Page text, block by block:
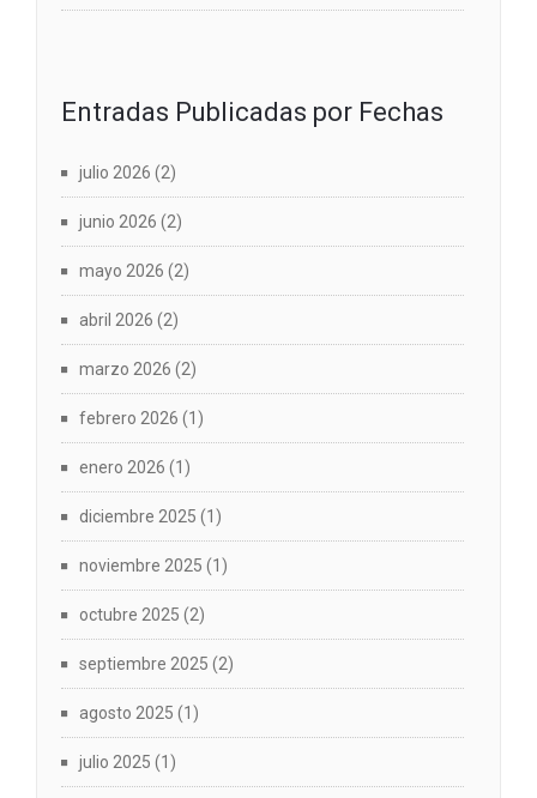
Entradas Publicadas por Fechas
julio 2026 (2)
junio 2026 (2)
mayo 2026 (2)
abril 2026 (2)
marzo 2026 (2)
febrero 2026 (1)
enero 2026 (1)
diciembre 2025 (1)
noviembre 2025 (1)
octubre 2025 (2)
septiembre 2025 (2)
agosto 2025 (1)
julio 2025 (1)